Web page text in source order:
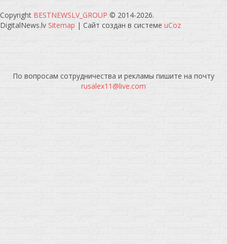
Copyright BESTNEWSLV_GROUP © 2014-2026.
DigitalNews.lv Sitemap | Сайт создан в системе uCoz
По вопросам сотрудничества и рекламы пишите на почту
rusalex11@live.com